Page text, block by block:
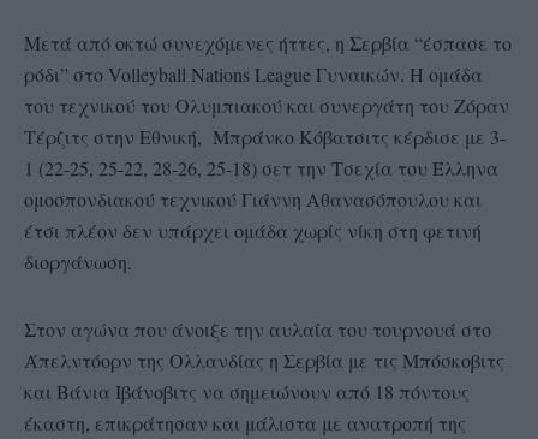
Μετά από οκτώ συνεχόμενες ήττες, η Σερβία “έσπασε το
ρόδι” στο Volleyball Nations League Γυναικών. Η ομάδα
του τεχνικού του Ολυμπιακού και συνεργάτη του Ζόραν
Τέρζιτς στην Εθνική, Μπράνκο Κόβατσιτς κέρδισε με 3-
1 (22-25, 25-22, 28-26, 25-18) σετ την Τσεχία του Έλληνα
ομοσπονδιακού τεχνικού Γιάννη Αθανασόπουλου και
έτσι πλέον δεν υπάρχει ομάδα χωρίς νίκη στη φετινή
διοργάνωση.
Στον αγώνα που άνοιξε την αυλαία του τουρνουά στο
Άπελντόορν της Ολλανδίας η Σερβία με τις Μπόσκοβιτς
και Βάνια Ιβάνοβιτς να σημειώνουν από 18 πόντους
έκαστη, επικράτησαν και μάλιστα με ανατροπή της